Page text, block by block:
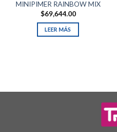
MINIPIMER RAINBOW MIX
$69,644.00
LEER MÁS